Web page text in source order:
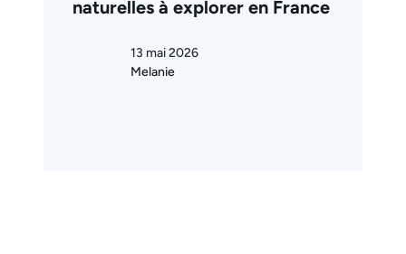
naturelles à explorer en France
13 mai 2026
Melanie